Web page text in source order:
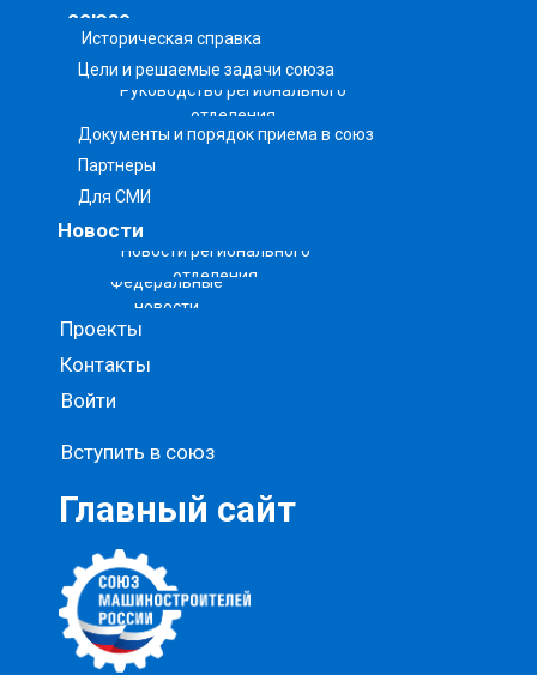
Главный сайт
союзе
Новости
Проекты
Контакты
Войти
Вступить в союз
Историческая справка
Цели и решаемые задачи союза
Руководство регионального
отделения
Документы и порядок приема в союз
Партнеры
Для СМИ
Новости регионального
отделения
Федеральные
новости